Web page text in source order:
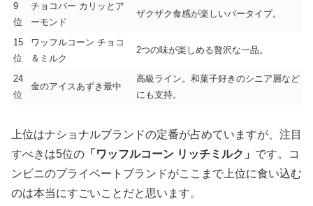
9
位
チョコバー カリッとア
ーモンド
ザクザク食感が楽しいバータイプ。
15
位
ワッフルコーン チョコ
＆ミルク
2つの味が楽しめる贅沢な一品。
24
位
金のアイスあずき最中
高級ライン。和菓子好きのシニア層など
にも支持。
上位はナショナルブランドの定番が占めていますが、注目
すべきは5位の 「ワッフルコーン リッチミルク」 です。コ
ンビニのプライベートブランドがここまで上位に食い込む
のは本当にすごいことだと思います。